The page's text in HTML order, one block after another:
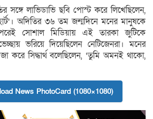
সঙ্গে লাভিডাভি ছবি পোস্ট করে লিখেছিলেন,
অদিতির ৩৬ তম জন্মদিনে মনের মানুষকে
পরেই সোশাল মিডিয়ায় এই তারকা জুটিকে
ভরিয়ে দিয়েছিলেন নেটিজেনরা। মনের
করে সিদ্ধার্থ বলেছিলেন, ‘তুমি অমনই থাকো,
News PhotoCard (1080×1080)